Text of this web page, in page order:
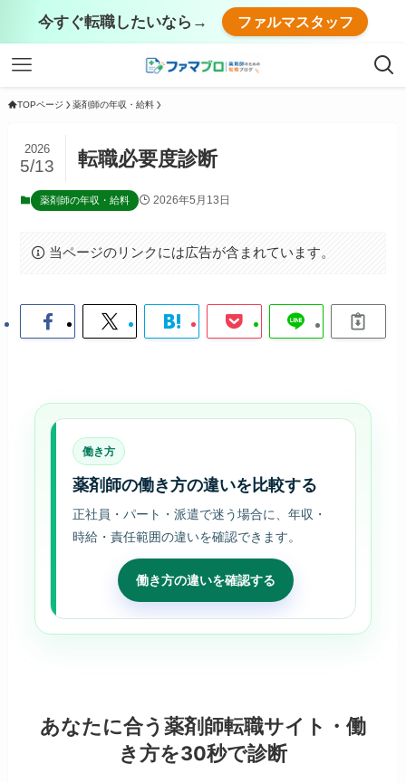
今すぐ転職したいなら→ ファルマスタッフ
TOPページ 薬剤師の年収・給料
転職必要度診断
2026
5/13
薬剤師の年収・給料 2026年5月13日
当ページのリンクには広告が含まれています。
働き方
薬剤師の働き方の違いを比較する
正社員・パート・派遣で迷う場合に、年収・
時給・責任範囲の違いを確認できます。
働き方の違いを確認する
あなたに合う薬剤師転職サイト・働
き方を30秒で診断